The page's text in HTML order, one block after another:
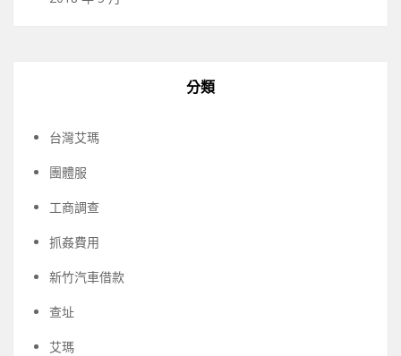
分類
台灣艾瑪
團體服
工商調查
抓姦費用
新竹汽車借款
查址
艾瑪